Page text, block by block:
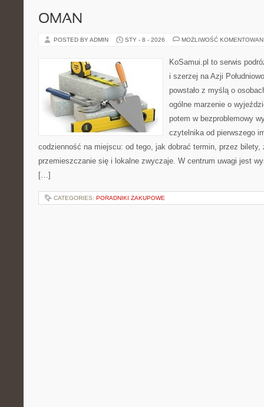
OMAN
POSTED BY ADMIN STY - 8 - 2026 MOŻLIWOŚĆ
KoSamui.pl to serwis
i szerzej na Azji
powstało z myślą o
ogólne marzenie o
potem w bezproblemowy
czytelnika od pierwszego
codzienność na miejscu: od tego, jak dobrać termin, przez bilety,
przemieszczanie się i lokalne zwyczaje. W centrum uwagi jest
[…]
CATEGORIES: PORADNIKI ZAKUPOWE